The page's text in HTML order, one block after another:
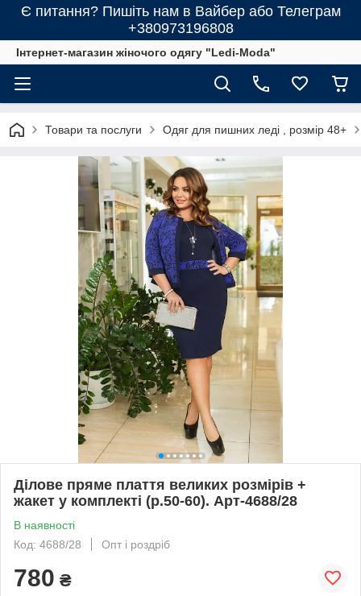
Є питання? Пишіть нам в Вайбер або Телеграм
+380973196808
Інтернет-магазин жіночого одягу "Ledi-Moda"
Товари та послуги Одяг для пишних леді , розмір 48+
Ділове пряме плаття великих розмірів +
жакет у комплекті (р.50-60). Арт-4688/28
В наявності
Код: 4688/28
Опт і роздріб
780 ₴